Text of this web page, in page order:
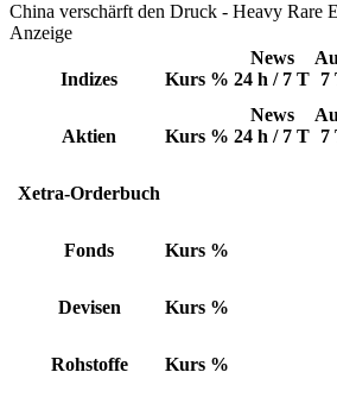
China verschärft den Druck - Heavy Rare
Anzeige
Indizes Kurs %
News
24 h / 7 T 7
Aktien Kurs %
News
24 h / 7 T 7
Xetra-Orderbuch
Fonds Kurs %
Devisen Kurs %
Rohstoffe Kurs %